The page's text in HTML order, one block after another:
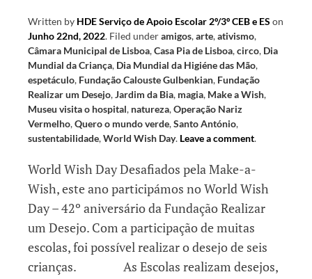
Written by HDE Serviço de Apoio Escolar 2º/3º CEB e ES on
Junho 22nd, 2022. Filed underamigos,arte,ativismo,
Câmara Municipal de Lisboa,Casa Pia de Lisboa,circo, Dia
Mundial da Criança, Dia Mundial da Higiéne das Mão,
espetáculo, Fundação Calouste Gulbenkian, Fundação
Realizar um Desejo,Jardim da Bia, magia, Make a Wish,
Museu visita o hospital, natureza,Operação Nariz
Vermelho,Quero o mundo verde,Santo António,
sustentabilidade,World Wish Day. Leave a comment.
World Wish Day Desafiados pela Make-a-
Wish, este ano participámos no World Wish
Day – 42º aniversário da Fundação Realizar
um Desejo. Com a participação de muitas
escolas, foi possível realizar o desejo de seis
crianças. As Escolas realizam desejos,